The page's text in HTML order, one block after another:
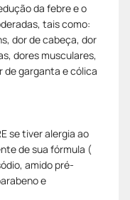
da febre e o
tais como:
dor de cabeça, dor
dores musculares,
de garganta e cólica
se tiver alergia ao
de sua fórmula (
amido pré-
e